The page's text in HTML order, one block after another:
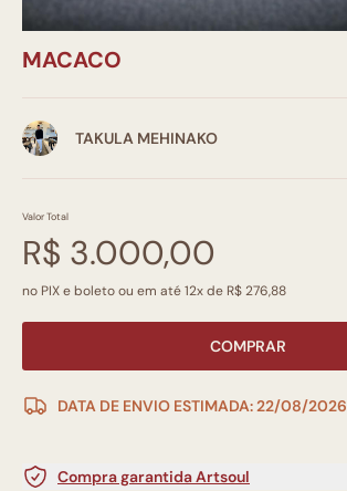
MACACO
TAKULA MEHINAKO
Valor Total
R$ 3.000,00
no PIX e boleto ou em até 12x de R$ 276,88
COMPRAR
DATA DE ENVIO ESTIMADA: 22/08/2026
Compra garantida Artsoul